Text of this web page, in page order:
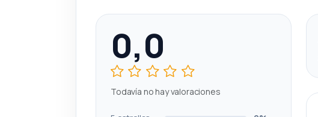
0,0
Todavía no hay valoraciones